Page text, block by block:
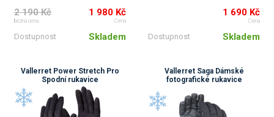
2 190 Kč
běžná cena
1 980 Kč
Cena
Dostupnost Skladem
1 690 Kč
Cena
Dostupnost Skladem
Vallerret Power Stretch Pro
Spodní rukavice
Vallerret Saga Dámské
fotografické rukavice